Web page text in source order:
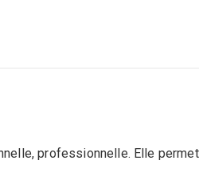
professionnelle. Elle